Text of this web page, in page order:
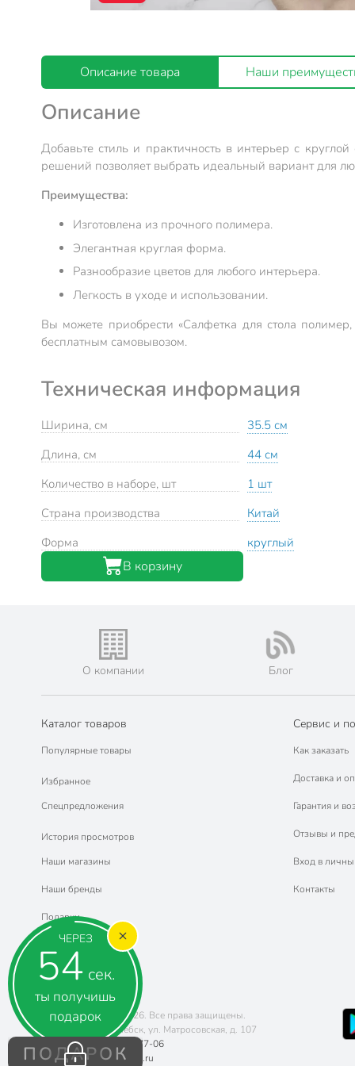
ЧЕРЕЗ
54 сек.
ты получишь
подарок
ПОДАРОК
Описание товара Наши
Описание
Добавьте стиль и практичность в интерьер с
решений позволяет выбрать идеальный вариант для
Преимущества:
Изготовлена из прочного полимера.
Элегантная круглая форма.
Разнообразие цветов для любого интерьера.
Легкость в уходе и использовании.
Вы можете приобрести «Салфетка для стола
бесплатным самовывозом.
Техническая информация
Ширина, см
35.5 см
Длина, см
44 см
Количество в наборе, шт
1 шт
Страна производства
Китай
Форма
круглый
В корзину
О компании Блог
Каталог товаров
Популярные товары
Избранное
Спецпредложения
История просмотров
Наши магазины
Наши бренды
Подарки
Сервис и
Как заказать
Доставка и
Гарантия и
Отзывы и
Вход в
Контакты
Copyright © 2011-2026. Все права защищены.
Адрес: г. Борисоглебск, ул. Матросовская, д. 107
Телефон: 8 (800) 770-77-06
Почта:sales@poryadok.ru